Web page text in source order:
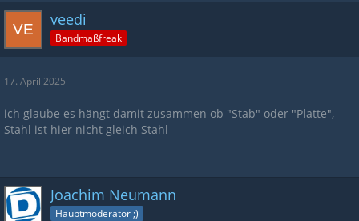
veedi
Bandmaßfreak
17. April 2025
ich glaube es hängt damit zusammen ob "Stab" oder "Platte",
Stahl ist hier nicht gleich Stahl
Joachim Neumann
Hauptmoderator ;)